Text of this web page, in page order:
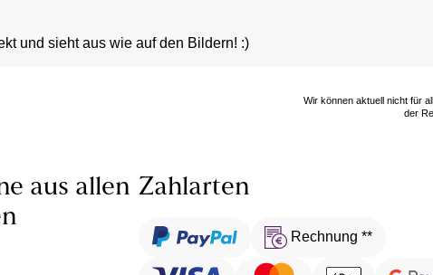
und sieht aus wie auf den Bildern! :)
Wir können aktuell nicht für
der
aus allen Zahlarten
Rechnung **